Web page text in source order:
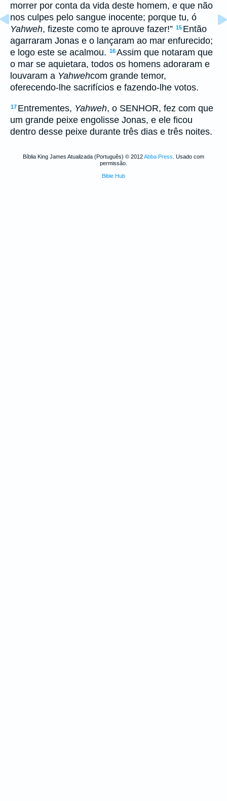
morrer por conta da vida deste homem, e que não
nos culpes pelo sangue inocente; porque tu, ó
Yahweh, fizeste como te aprouve fazer!” 15 Então
agarraram Jonas e o lançaram ao mar enfurecido;
e logo este se acalmou. 16Assim que notaram que
o mar se aquietara, todos os homens adoraram e
louvaram a Yahwehcom grande temor,
oferecendo-lhe sacrifícios e fazendo-lhe votos.
17 Entrementes, Yahweh, o SENHOR, fez com que
um grande peixe engolisse Jonas, e ele ficou
dentro desse peixe durante três dias e três noites.
Bíblia King James Atualizada (Português) © 2012Abba Press . Usado com
permissão.
Bible Hub